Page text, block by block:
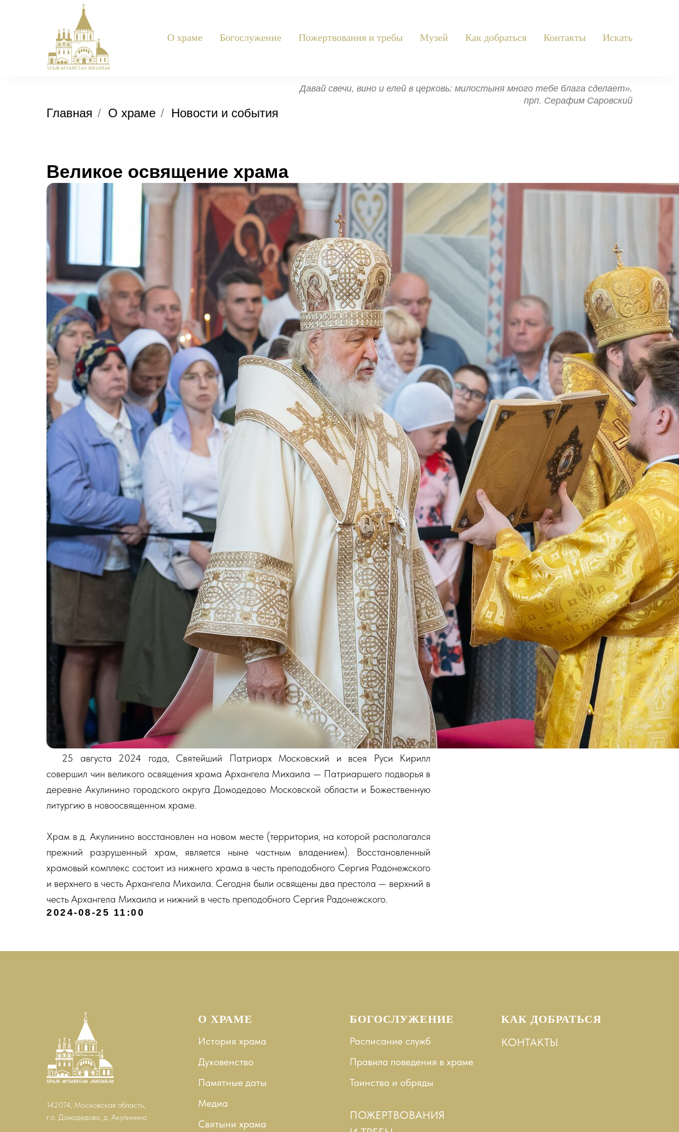
О храме Богослужение Пожертвования и требы Музей Как добраться Контакты Искать
Давай свечи, вино и елей в церковь: милостыня много тебе блага сделает».
прп. Серафим Саровский
Главная / О храме / Новости и события
Великое освящение храма
⠀⠀25 августа 2024 года, Святейший Патриарх Московский и всея Руси Кирилл
совершил чин великого освящения храма Архангела Михаила — Патриаршего подворья в
деревне Акулинино городского округа Домодедово Московской области и Божественную
литургию в новоосвященном храме.
Храм в д. Акулинино восстановлен на новом месте (территория, на которой располагался
прежний разрушенный храм, является ныне частным владением). Восстановленный
храмовый комплекс состоит из нижнего храма в честь преподобного Сергия Радонежского
и верхнего в честь Архангела Михаила. Сегодня были освящены два престола — верхний в
честь Архангела Михаила и нижний в честь преподобного Сергия Радонежского.
2024-08-25 11:00
142074, Московская область,
г.о. Домодедово, д. Акулинино
О ХРАМЕ
История храма
Духовенство
Памятные даты
Медиа
Святыни храма
БОГОСЛУЖЕНИЕ
Расписание служб
Правила поведения в храме
Таинства и обряды
ПОЖЕРТВОВАНИЯ
КАК ДОБРАТЬСЯ
КОНТАКТЫ